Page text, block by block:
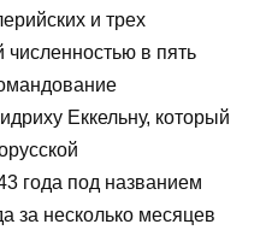
и трех
в пять
Еккельну, который
года под названием
за несколько месяцев